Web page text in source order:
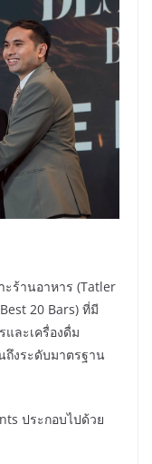
ะร้านอาหาร (Tatler
20 Bars) ที่มี
ละเครื่องดื่ม
ถึงระดับมาตรฐาน
ประกอบไปด้วย